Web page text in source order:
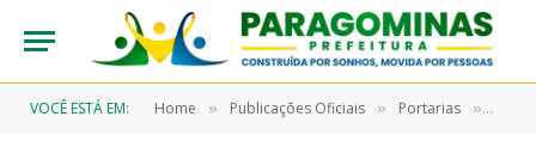
VOCÊ ESTÁ EM: Home » Publicações Oficiais » Portarias »